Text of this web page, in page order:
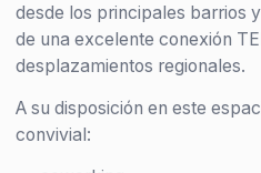
desde los principales barrios
de una excelente conexión
desplazamientos regionales.
A su disposición en este
convivial: